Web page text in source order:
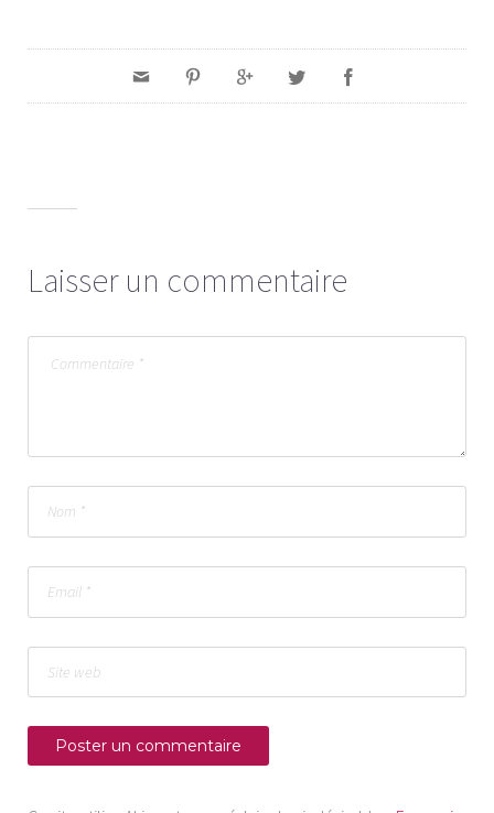
Laisser un commentaire